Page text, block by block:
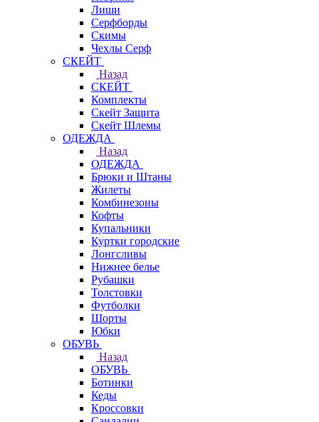
Лиши
Серфборды
Скимы
Чехлы Cерф
СКЕЙТ
Назад
СКЕЙТ
Комплекты
Скейт Защита
Скейт Шлемы
ОДЕЖДА
Назад
ОДЕЖДА
Брюки и Штаны
Жилеты
Комбинезоны
Кофты
Купальники
Куртки городские
Лонгсливы
Нижнее белье
Рубашки
Толстовки
Футболки
Шорты
Юбки
ОБУВЬ
Назад
ОБУВЬ
Ботинки
Кеды
Кроссовки